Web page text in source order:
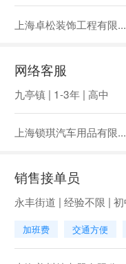
上海卓松装饰工程有限...
网络客服
九亭镇 | 1-3年 | 高中
上海锁琪汽车用品有限...
销售接单员
永丰街道 | 经验不限 | 初
加班费 交通方便